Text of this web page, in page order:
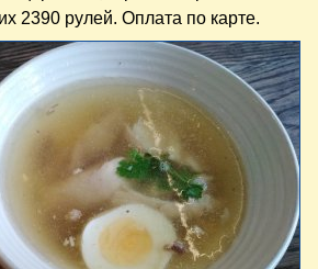
2390 рулей. Оплата по карте.